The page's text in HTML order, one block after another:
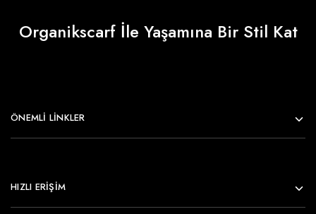
Organikscarf İle Yaşamına Bir Stil Kat
ÖNEMLI LINKLER
HIZLI ERİŞİM